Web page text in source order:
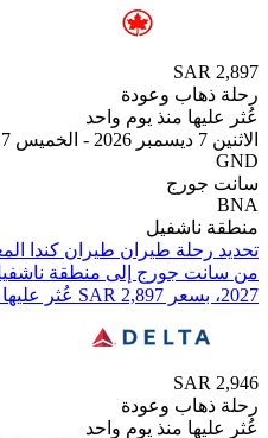
وعودة
منذ يوم واحد
وعودة
منذ يوم واحد